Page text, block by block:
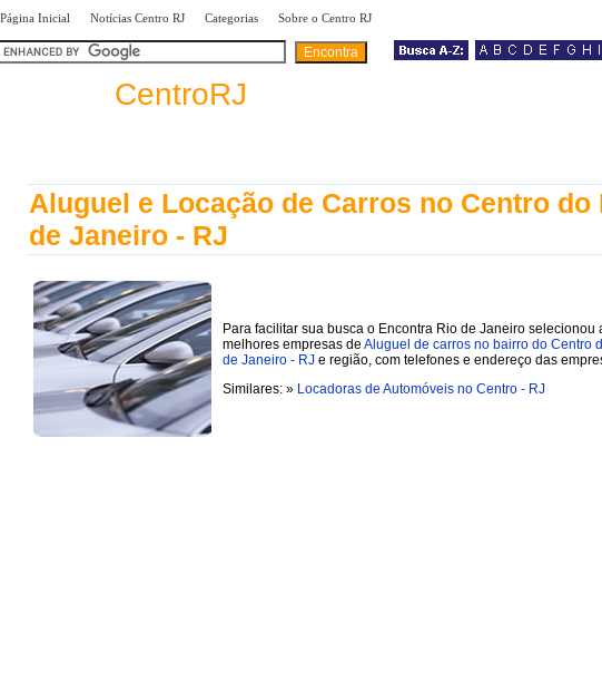
Página Inicial Notícias Centro RJ Categorias Sobre o Centro RJ
CentroRJ
Aluguel e Locação de Carros no Centro do
de Janeiro - RJ
Para facilitar sua busca o Encontra Rio de Janeiro selecionou
melhores empresas de Aluguel de carros no bairro do Centro
de Janeiro - RJ e região, com telefones e endereço das
Similares: » Locadoras de Automóveis no Centro - RJ